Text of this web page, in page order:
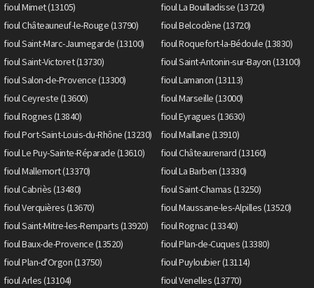
fioul Mimet (13105)
fioul La Bouilladisse (13720)
fioul Châteauneuf-le-Rouge (13790)
fioul Belcodène (13720)
fioul Saint-Marc-Jaumegarde (13100)
fioul Roquefort-la-Bédoule (13830)
fioul Saint-Victoret (13730)
fioul Saint-Antonin-sur-Bayon (13100)
fioul Salon-de-Provence (13300)
fioul Lamanon (13113)
fioul Ceyreste (13600)
fioul Marseille (13000)
fioul Rognes (13840)
fioul Eyragues (13630)
fioul Port-Saint-Louis-du-Rhône (13230)
fioul Maillane (13910)
fioul Le Puy-Sainte-Réparade (13610)
fioul Châteaurenard (13160)
fioul Mallemort (13370)
fioul La Barben (13330)
fioul Cabriès (13480)
fioul Saint-Chamas (13250)
fioul Verquières (13670)
fioul Maussane-les-Alpilles (13520)
fioul Saint-Mitre-les-Remparts (13920)
fioul Rognac (13340)
fioul Baux-de-Provence (13520)
fioul Plan-de-Cuques (13380)
fioul Plan-d'Orgon (13750)
fioul Puyloubier (13114)
fioul Arles (13104)
fioul Venelles (13770)